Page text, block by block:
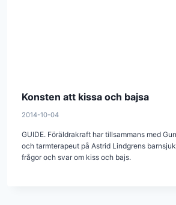
Konsten att kissa och bajsa
2014-10-04
GUIDE. Föräldrakraft har tillsammans med
och tarmterapeut på Astrid Lindgrens
frågor och svar om kiss och bajs.